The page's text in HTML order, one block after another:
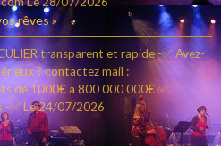
rêves »
transparent et rapide -✅ Avez-
? contactez mail :
de 1000€ a 800 000 000€ ✅.
-✅Le 24/07/2026